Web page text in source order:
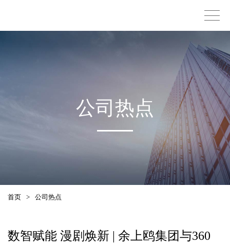
公司热点
首页 > 公司热点
数智赋能 漫剧焕新 | 余上鸥集团与360